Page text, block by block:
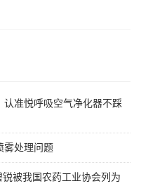
准悦呼吸空气净化器不踩
雾处理问题
被我国农药工业协会列为